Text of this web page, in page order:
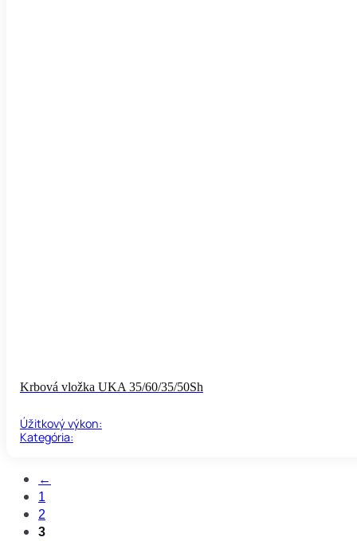
Krbová vložka UKA 35/60/35/50Sh
Úžitkový výkon:
Kategória:
←
1
2
3